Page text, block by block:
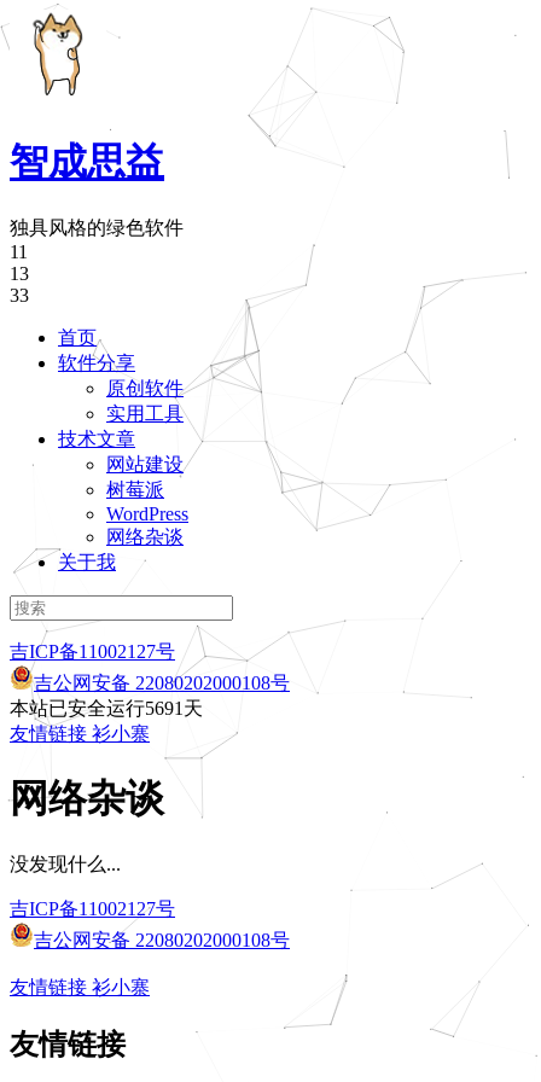
智成思益
独具风格的绿色软件
11
13
33
首页
软件分享
原创软件
实用工具
技术文章
网站建设
树莓派
WordPress
网络杂谈
关于我
吉ICP备11002127号
吉公网安备 22080202000108号
本站已安全运行5691天
友情链接 衫小寨
网络杂谈
没发现什么...
吉ICP备11002127号
吉公网安备 22080202000108号
友情链接 衫小寨
友情链接